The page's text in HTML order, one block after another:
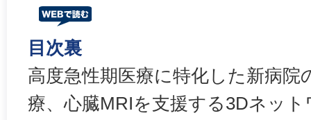
目次裏
高度急性期医療に特化した新病
療、心臓MRIを支援する3Dネット